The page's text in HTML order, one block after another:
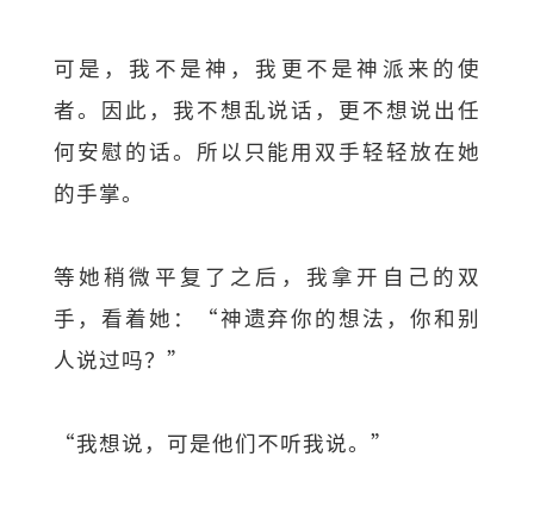
可是，我不是神，我更不是神派来的使
者。因此，我不想乱说话，更不想说出任
何安慰的话。所以只能用双手轻轻放在她
的手掌。
等她稍微平复了之后，我拿开自己的双
手，看着她：“神遗弃你的想法，你和别
人说过吗？”
“我想说，可是他们不听我说。”